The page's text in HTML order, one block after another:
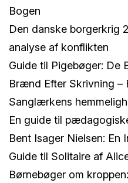
Bogen
Den danske borgerkrig
analyse af konflikten
Guide til Pigebøger: De
Brænd Efter Skrivning –
Sanglærkens
En guide til
Bent Isager Nielsen: En
Guide til Solitaire af
Børnebøger om